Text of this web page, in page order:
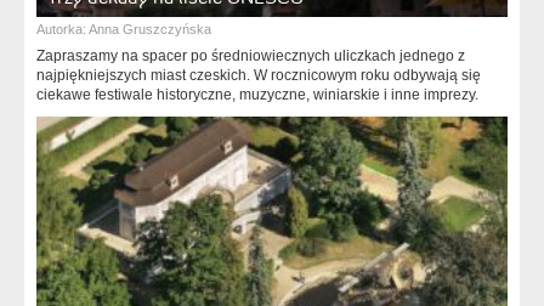
Autorka: Anna Gruszczyńska
Zapraszamy na spacer po średniowiecznych uliczkach jednego z
najpiękniejszych miast czeskich. W rocznicowym roku odbywają się
ciekawe festiwale historyczne, muzyczne, winiarskie i inne imprezy.